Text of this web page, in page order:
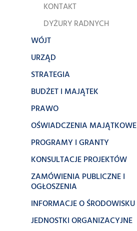
KONTAKT
DYŻURY RADNYCH
WÓJT
URZĄD
STRATEGIA
BUDŻET I MAJĄTEK
PRAWO
OŚWIADCZENIA MAJĄTKOWE
PROGRAMY I GRANTY
KONSULTACJE PROJEKTÓW
ZAMÓWIENIA PUBLICZNE I
OGŁOSZENIA
INFORMACJE O ŚRODOWISKU
JEDNOSTKI ORGANIZACYJNE